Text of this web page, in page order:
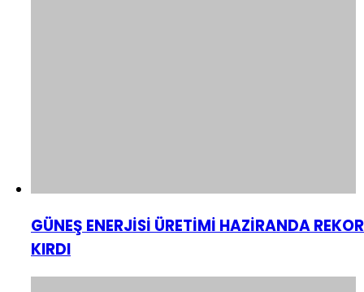
GÜNEŞ ENERJİSİ ÜRETİMİ HAZİRANDA REKOR
KIRDI